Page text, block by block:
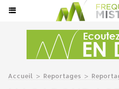
Accueil > Reportages >